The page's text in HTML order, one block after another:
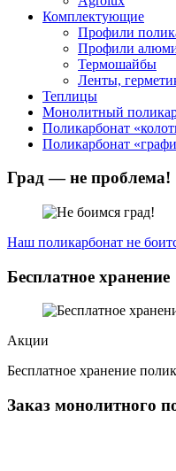
Комплектующие
Профили
Профили
Термошайбы
Ленты,
Теплицы
Монолитный
Поликарбонат
Поликарбонат
Град — не проблема!
Наш поликарбонат не
Бесплатное хранение
Акции
Бесплатное хранение
Заказ монолитного